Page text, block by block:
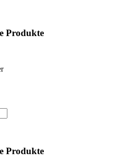
Produkte
Produkte